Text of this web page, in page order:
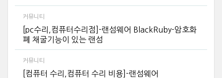
커뮤니티
[pc수리,컴퓨터수리점]-랜섬웨어 BlackRuby-암호화
폐 채굴기능이 있는 랜섬
커뮤니티
[컴퓨터 수리,컴퓨터 수리 비용]-랜섬웨어